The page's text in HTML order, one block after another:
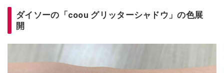
ダイソーの「coou グリッターシャドウ」の色展
開